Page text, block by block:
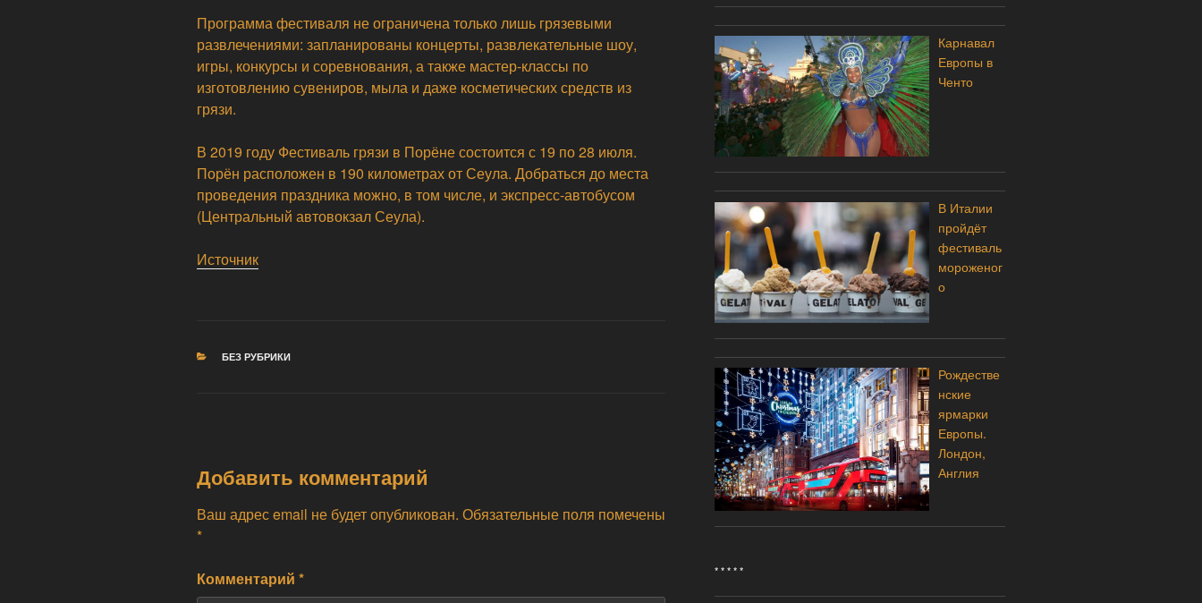
Программа фестиваля не ограничена только лишь грязевыми
развлечениями: запланированы концерты, развлекательные шоу,
игры, конкурсы и соревнования, а также мастер-классы по
изготовлению сувениров, мыла и даже косметических средств из
грязи.
В 2019 году Фестиваль грязи в Порёне состоится с 19 по 28 июля.
Порён расположен в 190 километрах от Сеула. Добраться до места
проведения праздника можно, в том числе, и экспресс-автобусом
(Центральный автовокзал Сеула).
Источник
РУБРИКИ
БЕЗ РУБРИКИ
Добавить комментарий
Ваш адрес email не будет опубликован. Обязательные поля помечены
*
Комментарий *
Карнавал
Европы в
Ченто
В Италии
пройдёт
фестиваль
мороженог
о
Рождестве
нские
ярмарки
Европы.
Лондон,
Англия
* * * * *